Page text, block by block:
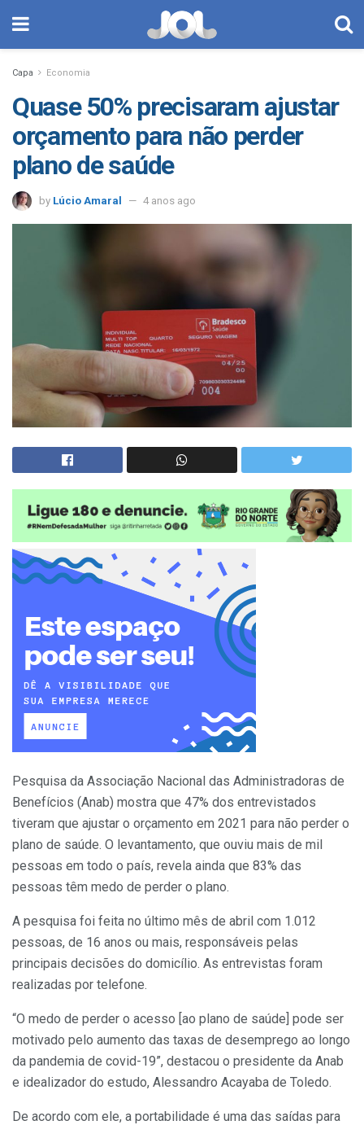
Capa Economia
Quase 50% precisaram ajustar
orçamento para não perder
plano de saúde
by Lúcio Amaral 4 anos ago
Pesquisa da Associação Nacional das Administradoras de
Benefícios (Anab) mostra que 47% dos entrevistados
tiveram que ajustar o orçamento em 2021 para não perder o
plano de saúde. O levantamento, que ouviu mais de mil
pessoas em todo o país, revela ainda que 83% das
pessoas têm medo de perder o plano.
A pesquisa foi feita no último mês de abril com 1.012
pessoas, de 16 anos ou mais, responsáveis pelas
principais decisões do domicílio. As entrevistas foram
realizadas por telefone.
“O medo de perder o acesso [ao plano de saúde] pode ser
motivado pelo aumento das taxas de desemprego ao longo
da pandemia de covid-19”, destacou o presidente da Anab
e idealizador do estudo, Alessandro Acayaba de Toledo.
De acordo com ele, a portabilidade é uma das saídas para